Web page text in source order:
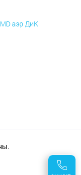
аэр ДиК